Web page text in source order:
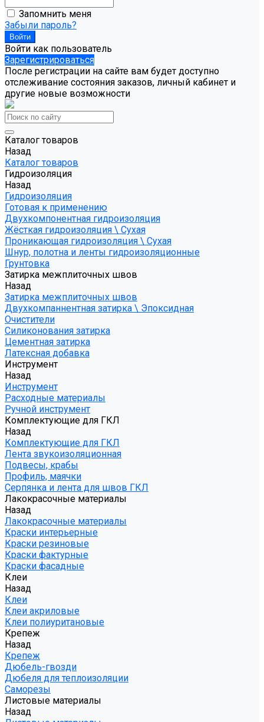
Запомнить меня
Забыли пароль?
Войти как пользователь
Зарегистрироваться
После регистрации на сайте вам будет доступно
отслеживание состояния заказов, личный кабинет и
другие новые возможности
Каталог товаров
Назад
Каталог товаров
Гидроизоляция
Назад
Гидроизоляция
Готовая к применению
Двухкомпонентная гидроизоляция
Жёсткая гидроизоляция \ Сухая
Проникающая гидроизоляция \ Сухая
Шнур, полотна и ленты гидроизоляционные
Грунтовка
Затирка межплиточных швов
Назад
Затирка межплиточных швов
Двухкомпаннентная затирка \ Эпоксидная
Очистители
Силиконования затирка
Цементная затирка
Латексная добавка
Инструмент
Назад
Инструмент
Расходные материалы
Ручной инструмент
Комплектующие для ГКЛ
Назад
Комплектующие для ГКЛ
Лента звукоизоляционная
Подвесы, крабы
Профиль, маячки
Серпянка и лента для швов ГКЛ
Лакокрасочные материалы
Назад
Лакокрасочные материалы
Краски интерьерные
Краски резиновые
Краски фактурные
Краски фасадные
Клеи
Назад
Клеи
Клеи акриловые
Клеи полиуритановые
Крепеж
Назад
Крепеж
Дюбель-гвозди
Дюбеля для теплоизоляции
Саморезы
Листовые материалы
Назад